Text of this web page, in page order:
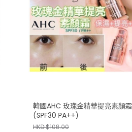
韓國AHC 玫瑰金精華提亮素顏霜
(SPF30 PA++)
HKD $108.00